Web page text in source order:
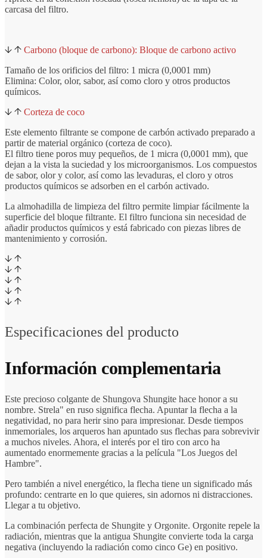
carcasa del filtro.
Carbono (bloque de carbono): Bloque de carbono activo
Tamaño de los orificios del filtro: 1 micra (0,0001 mm)
Elimina: Color, olor, sabor, así como cloro y otros productos
químicos.
Corteza de coco
Este elemento filtrante se compone de carbón activado preparado a
partir de material orgánico (corteza de coco).
El filtro tiene poros muy pequeños, de 1 micra (0,0001 mm), que
dejan a la vista la suciedad y los microorganismos. Los compuestos
de sabor, olor y color, así como las levaduras, el cloro y otros
productos químicos se adsorben en el carbón activado.
La almohadilla de limpieza del filtro permite limpiar fácilmente la
superficie del bloque filtrante. El filtro funciona sin necesidad de
añadir productos químicos y está fabricado con piezas libres de
mantenimiento y corrosión.
Especificaciones del producto
Información complementaria
Este precioso colgante de Shungova Shungite hace honor a su
nombre. Strela" en ruso significa flecha. Apuntar la flecha a la
negatividad, no para herir sino para impresionar. Desde tiempos
inmemoriales, los arqueros han apuntado sus flechas para sobrevivir
a muchos niveles. Ahora, el interés por el tiro con arco ha
aumentado enormemente gracias a la película "Los Juegos del
Hambre".
Pero también a nivel energético, la flecha tiene un significado más
profundo: centrarte en lo que quieres, sin adornos ni distracciones.
Llegar a tu objetivo.
La combinación perfecta de Shungite y Orgonite. Orgonite repele la
radiación, mientras que la antigua Shungite convierte toda la carga
negativa (incluyendo la radiación como cinco Ge) en positivo.